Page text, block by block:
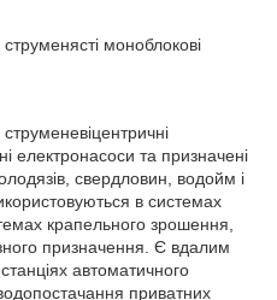
моноблокові
електронасоси та призначені
свердловин, водойм і
в системах
крапельного зрошення,
призначення. Є вдалим
автоматичного
приватних